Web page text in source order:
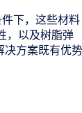
下，这些材料
，以及树脂弹
决方案既有优势